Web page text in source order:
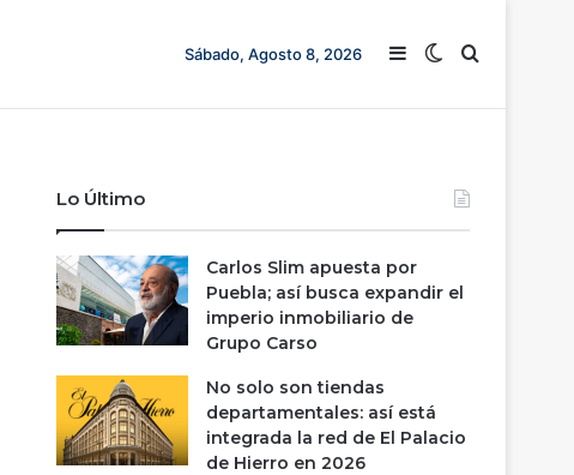
Sábado, Agosto 8, 2026 Barra lateral
Switch skin
Buscar
Lo Último
Carlos Slim apuesta por
Puebla; así busca expandir el
imperio inmobiliario de
Grupo Carso
No solo son tiendas
departamentales: así está
integrada la red de El Palacio
de Hierro en 2026